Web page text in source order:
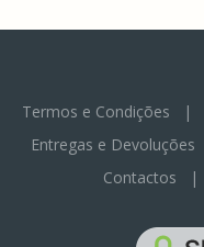
Termos e Condições |
Entregas e Devoluções
Contactos |